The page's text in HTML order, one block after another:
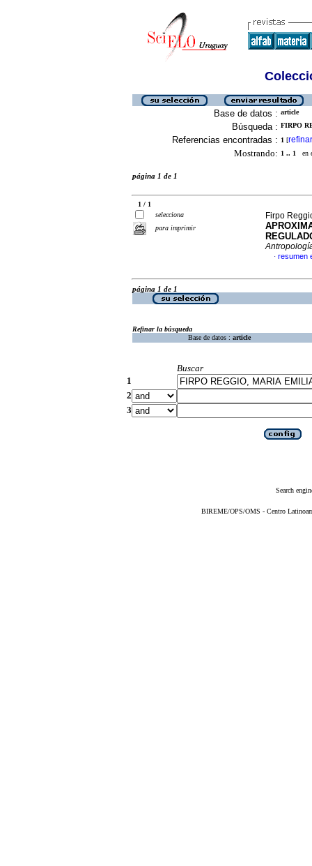
Base de datos : article
Búsqueda : FIRPO
Referencias encontradas : 1 [refinar
Mostrando: 1 .. 1 en
página 1 de 1
1 / 1
selecciona
para imprimir
Firpo
· resumen
página 1 de 1
Refinar la búsqueda
Base de datos : article
Buscar
1
2
3
Search
BIREME/OPS/OMS - Centro